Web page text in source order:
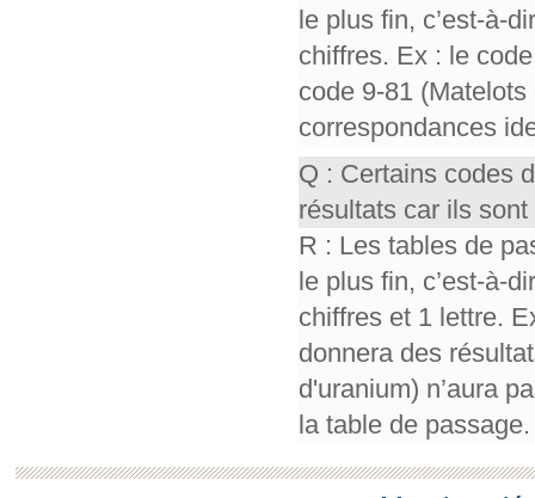
le plus fin, c’est-à-
chiffres. Ex : le
code 9-81
correspondances
Q : Certains codes
résultats car ils
R : Les tables de
le plus fin, c’est-à-
chiffres et 1 lettre.
donnera des
d'uranium) n’aura
la table de passage.